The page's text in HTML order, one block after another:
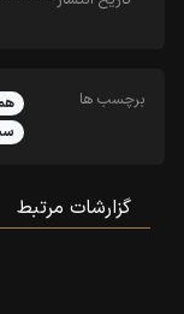
برچسب ها
گزارشات مرتبط